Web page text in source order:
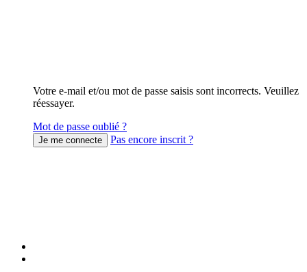
Votre e-mail et/ou mot de passe saisis sont incorrects. Veuillez
réessayer.
Mot de passe oublié ?
Pas encore inscrit ?